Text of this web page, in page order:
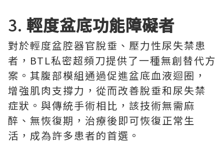
3. 輕度盆底功能障礙者
對於輕度盆腔器官脫垂、壓力性尿失禁患
者，BTL私密超頻刀提供了一種無創替代方
案。其腹部模組通過促進盆底血液迴圈，
增強肌肉支撐力，從而改善脫垂和尿失禁
症狀。與傳統手術相比，該技術無需麻
醉、無恢復期，治療後即可恢復正常生
活，成為許多患者的首選。